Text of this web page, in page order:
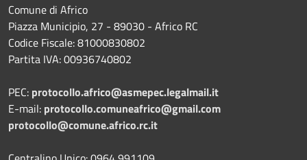
Comune di Africo
Piazza Municipio, 27 - 89030 - Africo RC
Codice Fiscale: 81000830802
Partita IVA: 00936740802
PEC: protocollo.africo@asmepec.legalmail.it
E-mail: protocollo.comuneafrico@gmail.com
protocollo@comune.africo.rc.it